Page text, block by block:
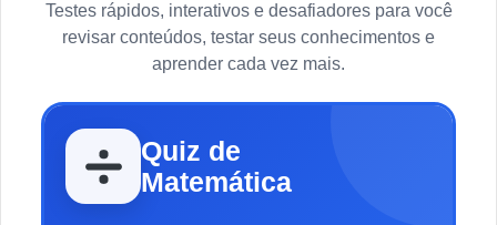
Testes rápidos, interativos e desafiadores para você
revisar conteúdos, testar seus conhecimentos e
aprender cada vez mais.
Quiz de
Matemática